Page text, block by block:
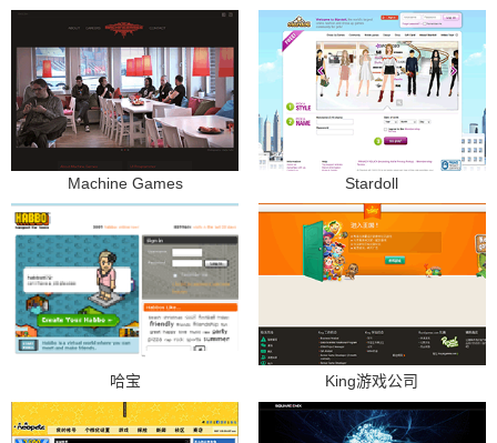
Machine Games Stardoll
哈宝 King游戏公司